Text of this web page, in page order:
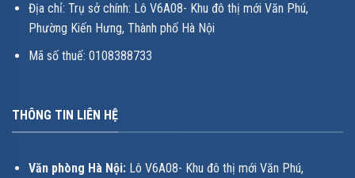
Địa chỉ: Trụ sở chính: Lô V6A08- Khu đô thị mới Văn Phú,
Phường Kiến Hưng, Thành phố Hà Nội
Mã số thuế: 0108388733
THÔNG TIN LIÊN HỆ
Văn phòng Hà Nội:Lô V6A08- Khu đô thị mới Văn Phú,